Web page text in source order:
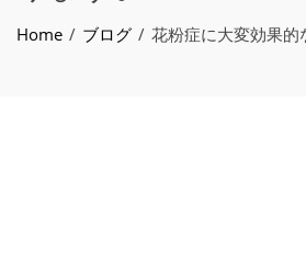
Home ブログ 花粉症に大変効果的